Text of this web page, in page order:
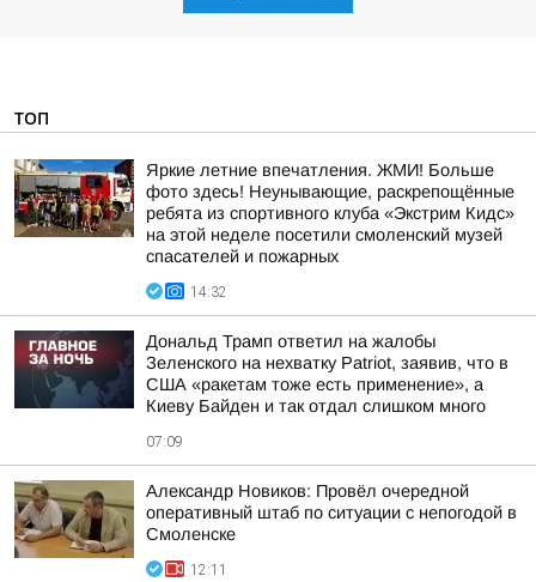
ТОП
Яркие летние впечатления. ЖМИ! Больше
фото здесь! Неунывающие, раскрепощённые
ребята из спортивного клуба «Экстрим Кидс»
на этой неделе посетили смоленский музей
спасателей и пожарных
14:32
Дональд Трамп ответил на жалобы
Зеленского на нехватку Patriot, заявив, что в
США «ракетам тоже есть применение», а
Киеву Байден и так отдал слишком много
07:09
Александр Новиков: Провёл очередной
оперативный штаб по ситуации с непогодой в
Смоленске
12:11